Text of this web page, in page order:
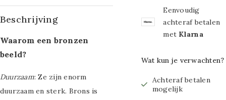
maat 60x80cm
Glasschilderij
maat 100x100cm
Beschrijving
Waarom een bronzen
beeld?
Duurzaam: Ze zijn enorm
duurzaam en sterk. Brons is
Eenvoudig
achteraf betalen
met Klarna
Wat kun je verwachten?
Achteraf betalen
mogelijk